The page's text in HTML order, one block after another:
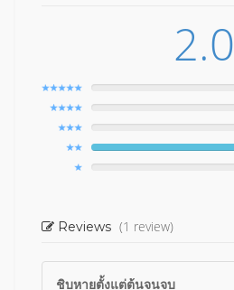
Reviews (1 review)
ชิบหายตั้งแต่ต้นจนจบ